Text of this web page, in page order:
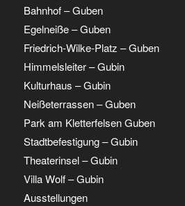
Bahnhof – Guben
Egelneiße – Guben
Friedrich-Wilke-Platz – Guben
Himmelsleiter – Gubin
Kulturhaus – Gubin
Neißeterrassen – Guben
Park am Kletterfelsen Guben
Stadtbefestigung – Gubin
Theaterinsel – Gubin
Villa Wolf – Gubin
Ausstellungen